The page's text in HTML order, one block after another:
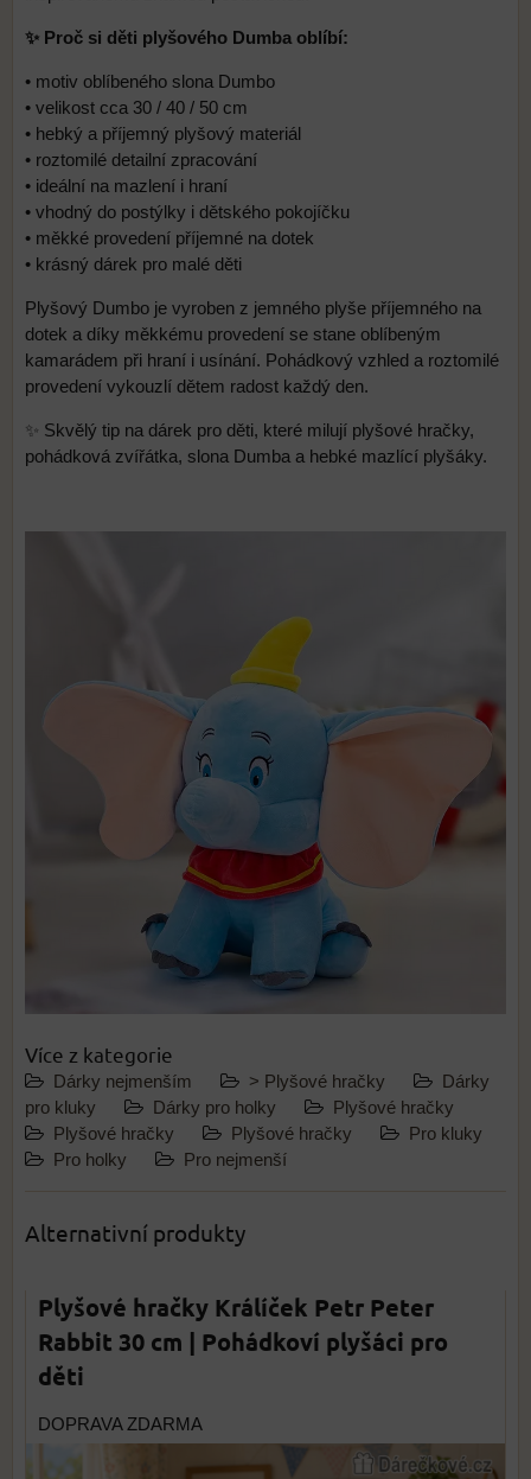
✨ Proč si děti plyšového Dumba oblíbí:
• motiv oblíbeného slona Dumbo
• velikost cca 30 / 40 / 50 cm
• hebký a příjemný plyšový materiál
• roztomilé detailní zpracování
• ideální na mazlení i hraní
• vhodný do postýlky i dětského pokojíčku
• měkké provedení příjemné na dotek
• krásný dárek pro malé děti
Plyšový Dumbo je vyroben z jemného plyše příjemného na
dotek a díky měkkému provedení se stane oblíbeným
kamarádem při hraní i usínání. Pohádkový vzhled a roztomilé
provedení vykouzlí dětem radost každý den.
✨ Skvělý tip na dárek pro děti, které milují plyšové hračky,
pohádková zvířátka, slona Dumba a hebké mazlící plyšáky.
Více z kategorie
Dárky nejmenším > Plyšové hračky
Dárky
pro kluky
Dárky pro holky
Plyšové hračky
Plyšové hračky
Plyšové hračky
Pro kluky
Pro holky
Pro nejmenší
Alternativní produkty
Plyšové hračky Králíček Petr Peter
Rabbit 30 cm | Pohádkoví plyšáci pro
děti
DOPRAVA ZDARMA